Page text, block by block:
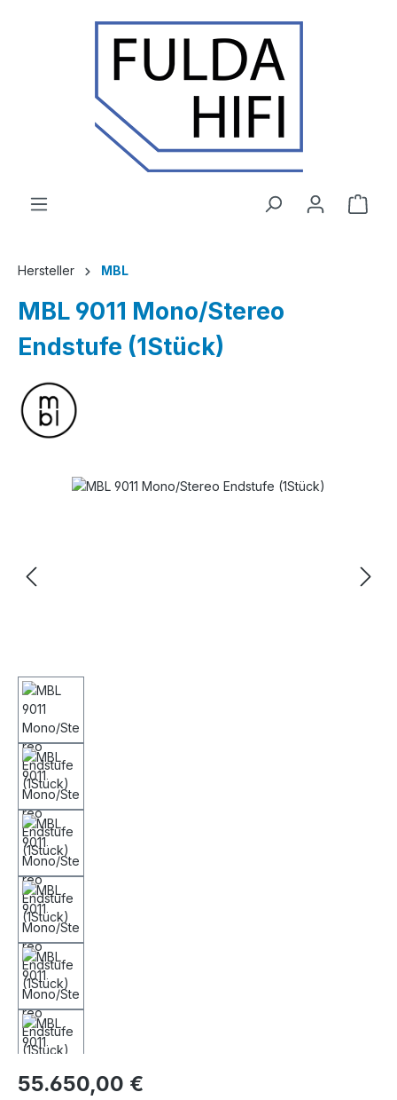
Zum Hauptinhalt springen
Hersteller MBL
MBL 9011 Mono/Stereo
Endstufe (1Stück)
Bildergalerie überspringen
Regulärer Preis:
55.650,00 €